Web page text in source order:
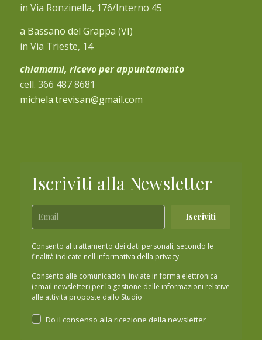
in Via Ronzinella, 176/Interno 45
a Bassano del Grappa (VI)
in Via Trieste, 14
chiamami, ricevo per appuntamento
cell. 366 487 8681
michela.trevisan@gmail.com
Iscriviti alla Newsletter
Iscriviti
Consento al trattamento dei dati personali, secondo le
finalità indicate nell'informativa della privacy
Consento alle comunicazioni inviate in forma elettronica
(email newsletter) per la gestione delle informazioni relative
alle attività proposte dallo Studio
Do il consenso alla ricezione della newsletter